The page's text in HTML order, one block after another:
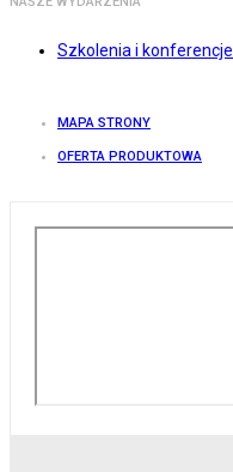
Szkolenia i konferencje
MAPA STRONY
OFERTA PRODUKTOWA